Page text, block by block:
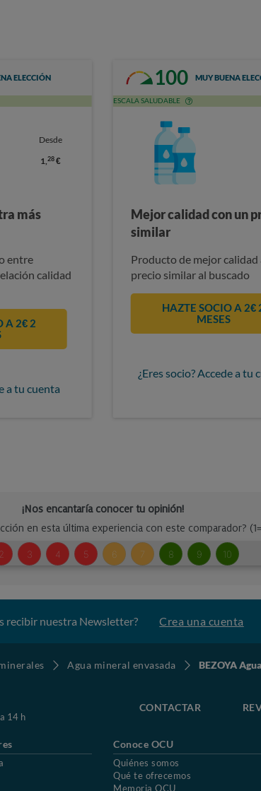
ELECCIÓN
Desde
1,28€
más
entre
calidad
A 2€ 2
a tu cuenta
100 MUY BUENA
ESCALA SALUDABLE
Mejor calidad con un
similar
Producto de mejor calidad
precio similar al buscado
HAZTE SOCIO A 2€
MESES
¿Eres socio? Accede a tu
recibir nuestra Newsletter? Crea una cuenta
Agua mineral envasada BEZOYA
14 h
CONTACTAR
Conoce OCU
Quiénes somos
Qué te ofrecemos
Memoria OCU